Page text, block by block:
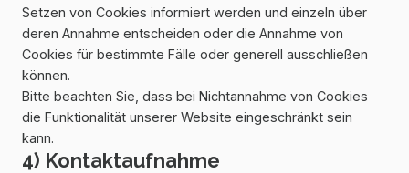
Setzen von Cookies informiert werden und einzeln über
deren Annahme entscheiden oder die Annahme von
Cookies für bestimmte Fälle oder generell ausschließen
können.
Bitte beachten Sie, dass bei Nichtannahme von Cookies
die Funktionalität unserer Website eingeschränkt sein
kann.
4) Kontaktaufnahme